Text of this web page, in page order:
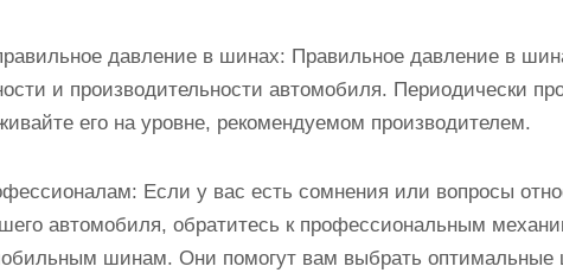
давление в шинах: Правильное давление в
и производительности автомобиля. Периодически
его на уровне, рекомендуемом производителем.
Если у вас есть сомнения или вопросы
автомобиля, обратитесь к профессиональным
шинам. Они помогут вам выбрать оптимальные